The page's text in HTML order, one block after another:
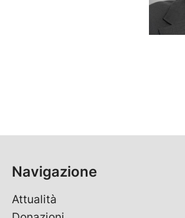
Navigazione
Attualità